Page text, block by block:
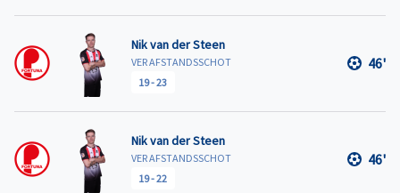
Nik van der Steen
VER AFSTANDSSCHOT
19-23
46'
Nik van der Steen
VER AFSTANDSSCHOT
19-22
46'